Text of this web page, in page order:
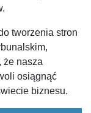
tworzenia stron
że nasza
osiągnąć
biznesu.